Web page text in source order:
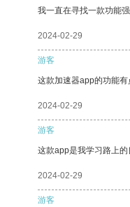
我一直在寻找一款功能
2024-02-29
游客
这款加速器app的功能
2024-02-29
游客
这款app是我学习路上的
2024-02-29
游客